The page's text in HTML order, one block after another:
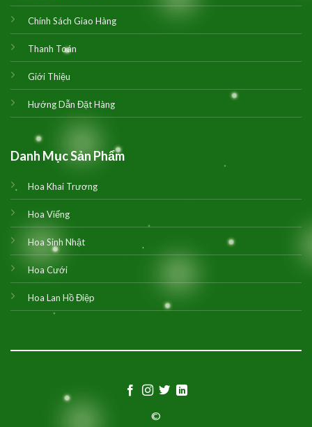
Chính Sách Giao Hàng
Thanh Toán
Giới Thiệu
Hướng Dẫn Đặt Hàng
Danh Mục Sản Phẩm
Hoa Khai Trương
Hoa Viếng
Hoa Sinh Nhật
Hoa Cưới
Hoa Lan Hồ Điệp
©